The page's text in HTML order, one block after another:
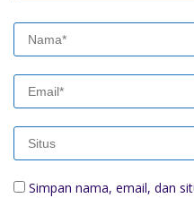
Simpan nama, email, dan